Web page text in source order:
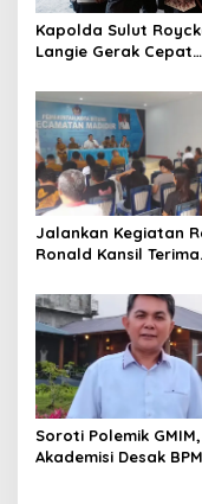
Kapolda Sulut
Langie Gerak Cepat
Terbakar, Salurkan
Bantuan untuk
Pemulihan
Jalankan Kegiatan
Ronald Kansil Terima
Soroti Polemik GMIM,
Akademisi Desak